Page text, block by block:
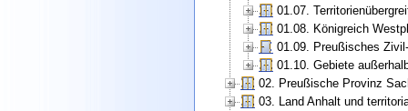
01.07.
01.08. Königreich
01.09. Preußisches
01.10. Gebiete
02. Preußische Provinz
03. Land Anhalt und